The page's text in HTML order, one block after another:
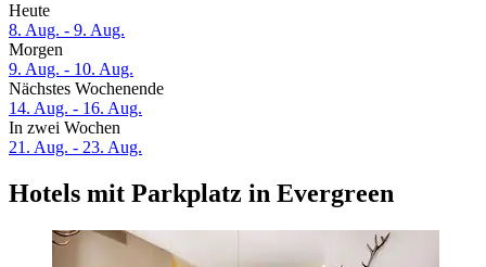
Heute
8. Aug. - 9. Aug.
Morgen
9. Aug. - 10. Aug.
Nächstes Wochenende
14. Aug. - 16. Aug.
In zwei Wochen
21. Aug. - 23. Aug.
Hotels mit Parkplatz in Evergreen